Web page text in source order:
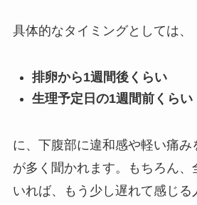
具体的なタイミングとしては、
排卵から1週間後くらい
生理予定日の1週間前くらい
に、下腹部に違和感や軽い痛み
が多く聞かれます。もちろん、
いれば、もう少し遅れて感じる